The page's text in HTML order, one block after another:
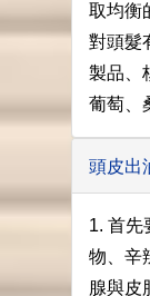
取均衡
對頭髮
製品、
葡萄、
頭皮出
1. 首先
物、辛
腺與皮